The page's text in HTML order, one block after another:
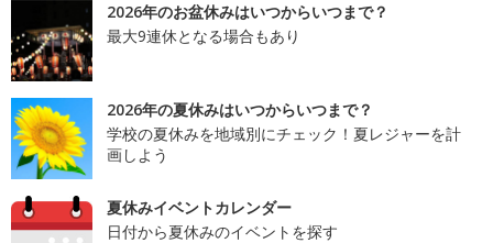
2026年のお盆休みはいつからいつまで？
最大9連休となる場合もあり
2026年の夏休みはいつからいつまで？
学校の夏休みを地域別にチェック！夏レジャーを計
画しよう
夏休みイベントカレンダー
日付から夏休みのイベントを探す